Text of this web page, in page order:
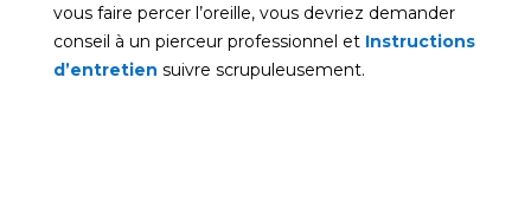
vous faire percer l’oreille, vous devriez demander
conseil à un pierceur professionnel et Instructions
d’entretien suivre scrupuleusement.